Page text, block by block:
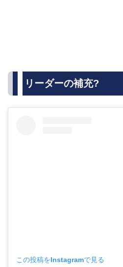
リーダーの補充?
この投稿をInstagramで見る